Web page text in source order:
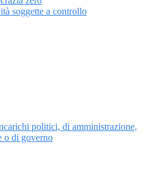
soggette a controllo
politici, di amministrazione,
o di governo